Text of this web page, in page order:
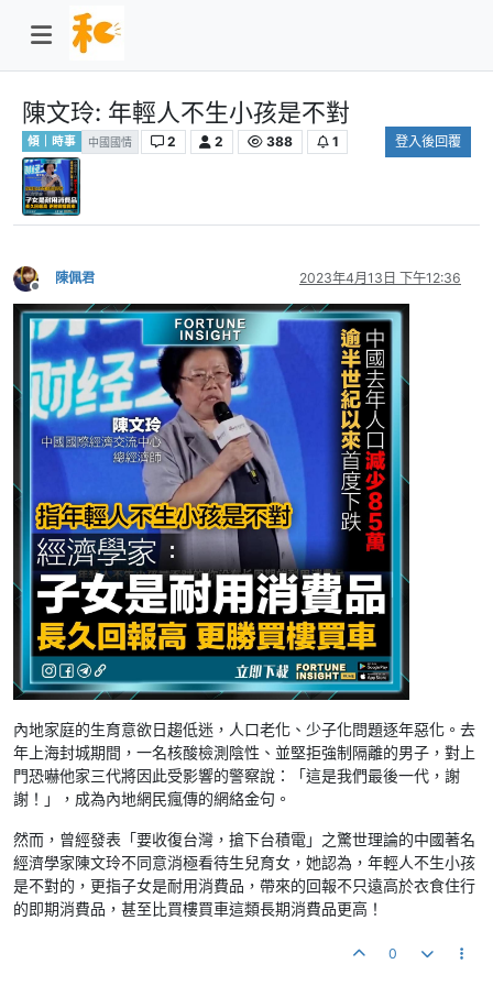
陳文玲: 年輕人不生小孩是不對
傾｜時事 中國國情 2 2 388 1 登入後回覆
離線
陳佩君 2023年4月13日 下午12:36
內地家庭的生育意欲日趨低迷，人口老化、少子化問題逐年惡化。去
年上海封城期間，一名核酸檢測陰性、並堅拒強制隔離的男子，對上
門恐嚇他家三代將因此受影響的警察說：「這是我們最後一代，謝
謝！」，成為內地網民瘋傳的網絡金句。
然而，曾經發表「要收復台灣，搶下台積電」之驚世理論的中國著名
經濟學家陳文玲不同意消極看待生兒育女，她認為，年輕人不生小孩
是不對的，更指子女是耐用消費品，帶來的回報不只遠高於衣食住行
的即期消費品，甚至比買樓買車這類長期消費品更高！
0